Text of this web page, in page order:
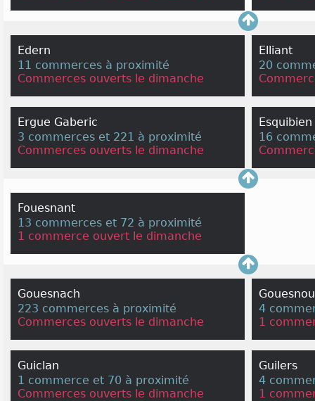
Edern
11 commerces à proximité
Commerces ouverts le dimanche
Elliant
20
Ergue Gaberic
3 commerces et 221 à proximité
Commerces ouverts le dimanche
Esquibien
16
Fouesnant
13 commerces et 72 à proximité
1 commerce ouvert le dimanche
Gouesnach
223 commerces à proximité
Commerces ouverts le dimanche
Gouesnou
4
1
Guiclan
1 commerce et 70 à proximité
Commerces ouverts le dimanche
Guilers
4
1